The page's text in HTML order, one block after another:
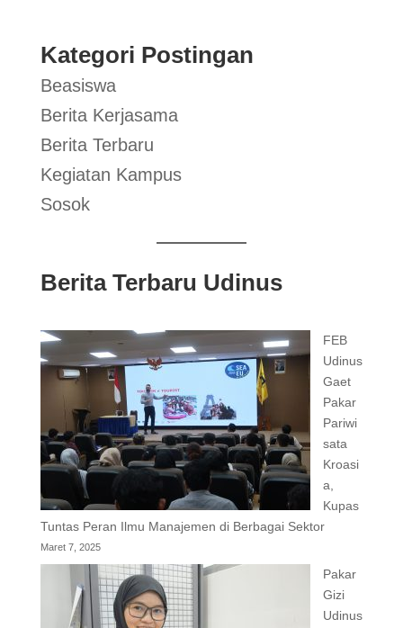
Kategori Postingan
Beasiswa
Berita Kerjasama
Berita Terbaru
Kegiatan Kampus
Sosok
Berita Terbaru Udinus
FEB
Udinus
Gaet
Pakar
Pariwi
sata
Kroasi
a,
Kupas
Tuntas Peran Ilmu Manajemen di Berbagai Sektor
Maret 7, 2025
Pakar
Gizi
Udinus